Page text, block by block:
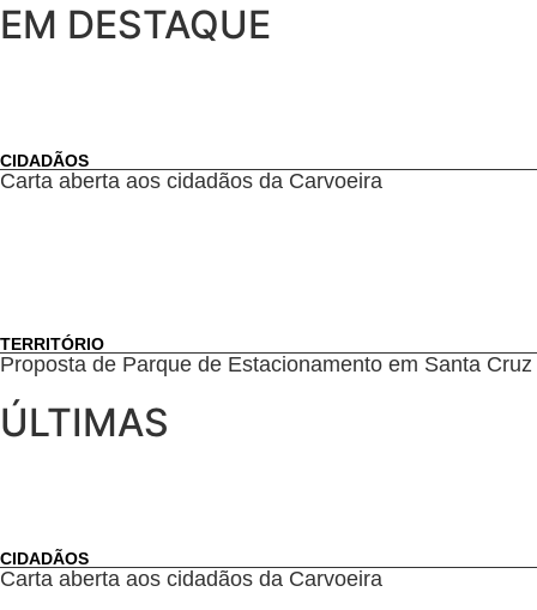
EM DESTAQUE
CIDADÃOS
Carta aberta aos cidadãos da Carvoeira
TERRITÓRIO
Proposta de Parque de Estacionamento em Santa Cruz
ÚLTIMAS
CIDADÃOS
Carta aberta aos cidadãos da Carvoeira